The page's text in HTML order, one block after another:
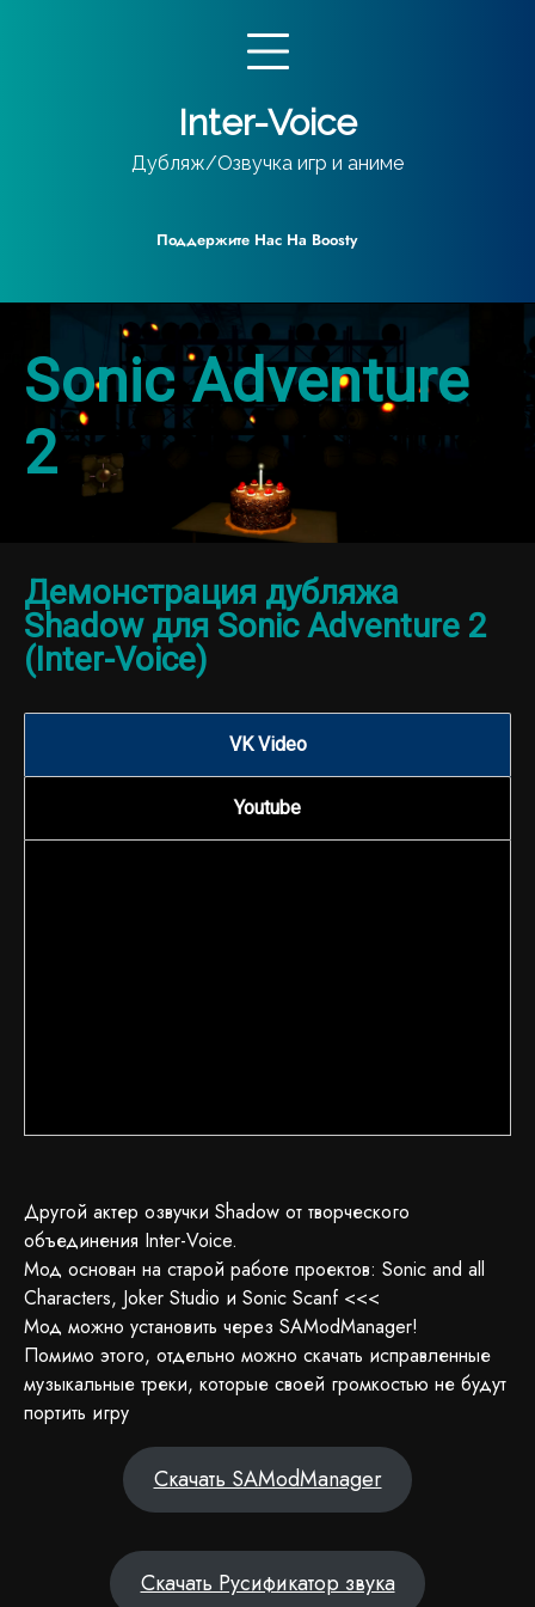
Inter-Voice
Дубляж/Озвучка игр и аниме
Поддержите Нас На Boosty
Sonic Adventure
2
Демонстрация дубляжа
Shadow для Sonic Adventure 2
(Inter-Voice)
VK Video
Youtube
Другой актер озвучки Shadow от творческого
объединения Inter-Voice.
Мод основан на старой работе проектов: Sonic and all
Characters, Joker Studio и Sonic Scanf <<<
Мод можно установить через SAModManager!
Помимо этого, отдельно можно скачать исправленные
музыкальные треки, которые своей громкостью не будут
портить игру
Скачать SAModManager
Скачать Русификатор звука